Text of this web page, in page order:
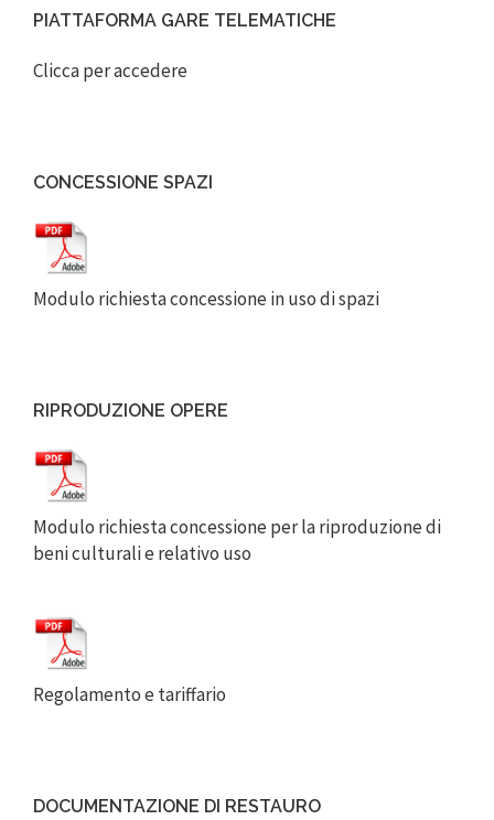
PIATTAFORMA GARE TELEMATICHE
Clicca per accedere
CONCESSIONE SPAZI
Modulo richiesta concessione in uso di spazi
RIPRODUZIONE OPERE
Modulo richiesta concessione per la riproduzione di
beni culturali e relativo uso
Regolamento e tariffario
DOCUMENTAZIONE DI RESTAURO